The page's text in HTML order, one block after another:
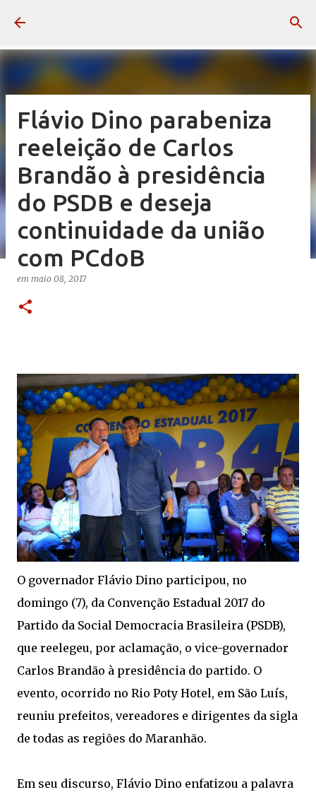
Flávio Dino parabeniza
reeleição de Carlos
Brandão à presidência
do PSDB e deseja
continuidade da união
com PCdoB
em maio 08, 2017
O governador Flávio Dino participou, no
domingo (7), da Convenção Estadual 2017 do
Partido da Social Democracia Brasileira (PSDB),
que reelegeu, por aclamação, o vice-governador
Carlos Brandão à presidência do partido. O
evento, ocorrido no Rio Poty Hotel, em São Luís,
reuniu prefeitos, vereadores e dirigentes da sigla
de todas as regiões do Maranhão.
Em seu discurso, Flávio Dino enfatizou a palavra